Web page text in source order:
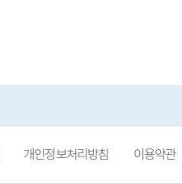
개인정보처리방침 이용약관